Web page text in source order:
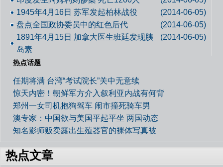
(2014-06-05)
1945年4月16日 苏军发起柏林战役
(2014-06-05)
盘点全国政协委员中的红色后代
(2014-06-05)
1891年4月15日 加拿大医生班廷发现胰
岛素
热点话题
任期将满 台湾“考试院长”关中无意续
惊天内密！朝鲜军方介入叙利亚内战有何背
郑州一女司机抱狗驾车 闹市撞死骑车男
澳专家：中国欲与美国平起平坐 两国动态
知名影师贩卖露出生殖器官的裸体写真被
热点文章